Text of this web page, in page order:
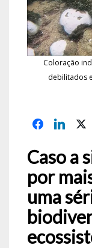
Coloração
debilitados
Caso a
por
uma